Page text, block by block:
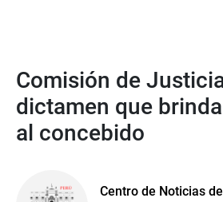
Comisión de
dictamen que
al concebido
Centro de Noticias